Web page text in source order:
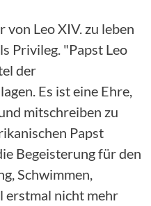
Leo XIV. zu leben
Privileg. "Papst Leo
der
Es ist eine Ehre,
mitschreiben zu
Papst
Begeisterung für den
Schwimmen,
erstmal nicht mehr